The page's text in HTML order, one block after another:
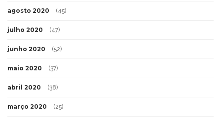
agosto 2020 (45)
julho 2020 (47)
junho 2020 (52)
maio 2020 (37)
abril 2020 (38)
março 2020 (25)